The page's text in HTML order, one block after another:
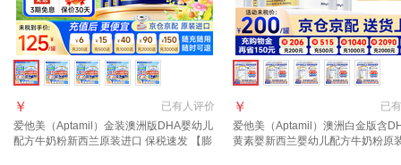
已有人评价
￥
爱他美（Aptamil）金装澳洲版DHA婴幼儿
配方牛奶粉新西兰原装进口 保税速发 【膨
已有
￥
爱他美（Aptamil）澳洲白金版含
黄素婴新西兰婴幼儿配方牛奶粉原